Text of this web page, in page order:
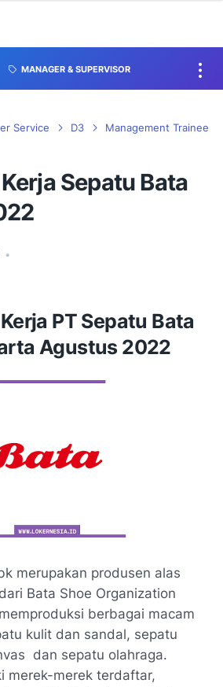
MANAGER & SUPERVISOR
Service D3
Management Trainee
Sepatu Bata
•
PT Sepatu Bata
Agustus 2022
merupakan produsen alas
Bata Shoe Organization
berbagai macam
kulit dan sandal, sepatu
dan sepatu olahraga.
merek-merek terdaftar,